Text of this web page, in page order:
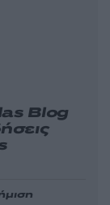
Blog